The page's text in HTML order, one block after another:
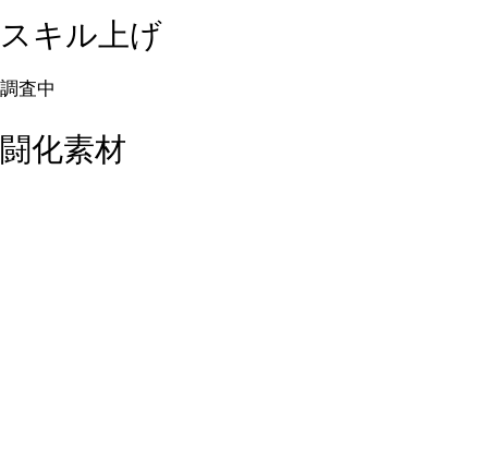
スキル上げ
調査中
闘化素材